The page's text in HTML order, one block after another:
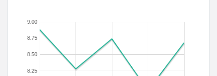
8.25
8.50
8.75
9.00